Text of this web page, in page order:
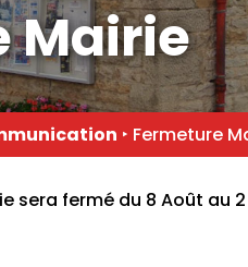
Mairie
‣ Fermeture
sera fermé du 8 Août au